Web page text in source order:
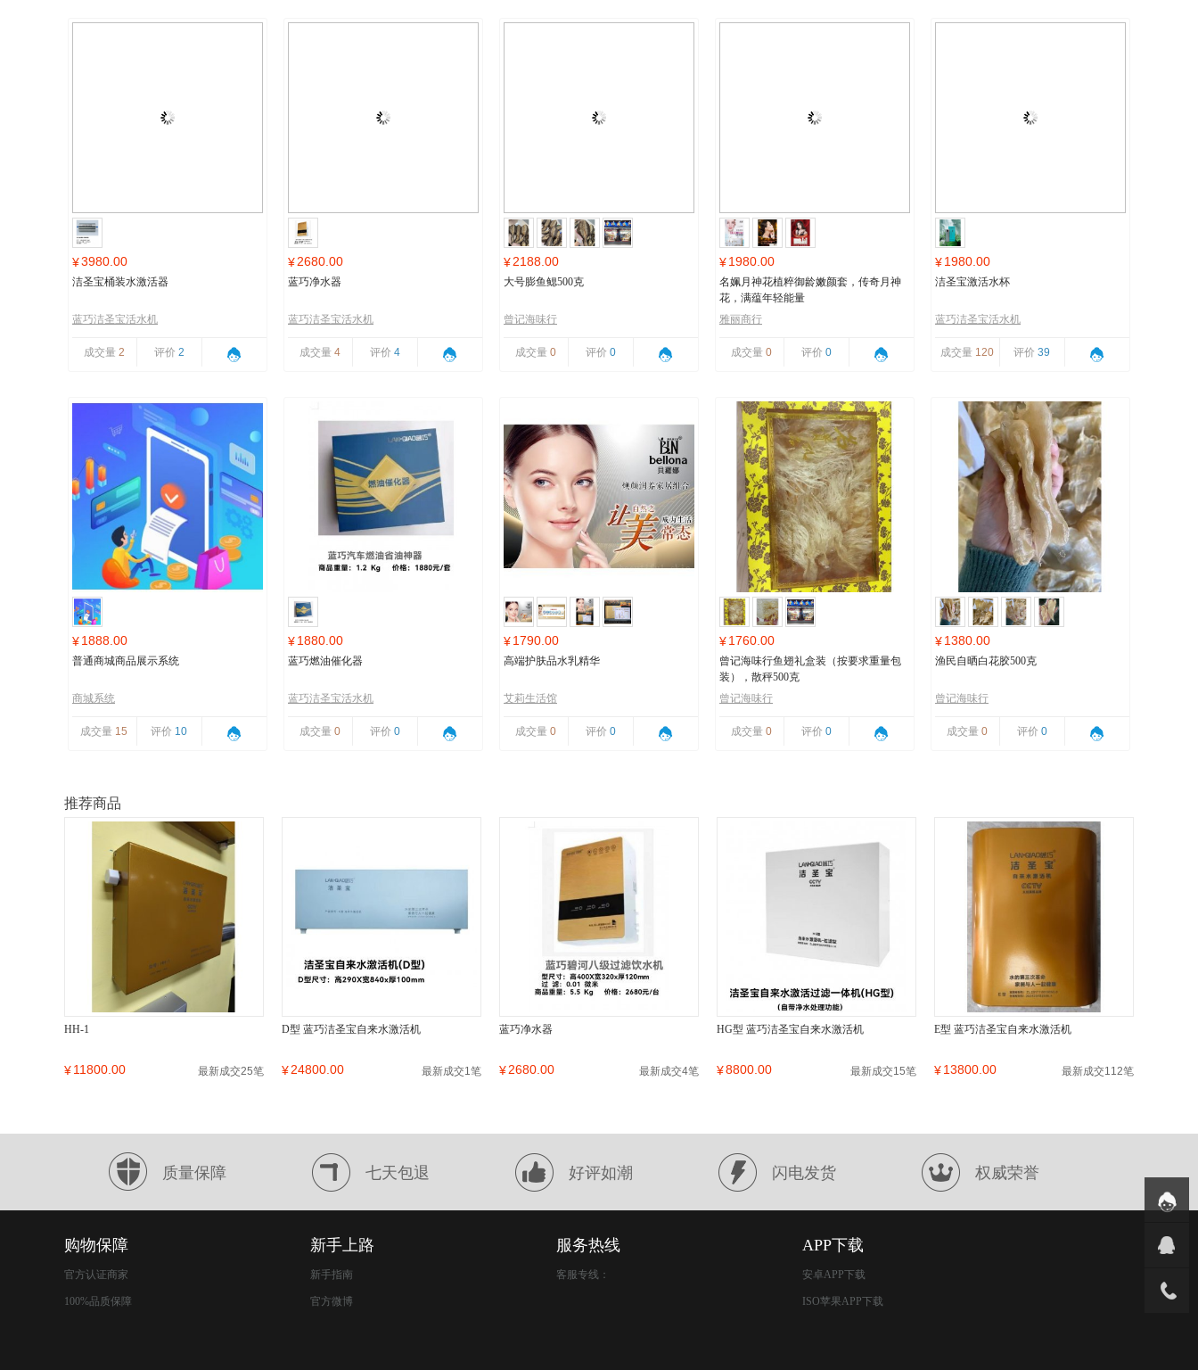
¥3980.00
洁圣宝桶装水激活器
蓝巧洁圣宝活水机
成交量 2 评价 2
¥2680.00
蓝巧净水器
蓝巧洁圣宝活水机
成交量 4 评价 4
¥2188.00
大号膨鱼鳃500克
曾记海味行
成交量 0 评价 0
¥1980.00
名姵月神花植粹御龄嫩颜套，传奇月神
花，满蕴年轻能量
雅丽商行
成交量 0 评价 0
¥1980.00
洁圣宝激活水杯
蓝巧洁圣宝活水机
成交量 120 评价39
¥1888.00
普通商城商品展示系统
商城系统
成交量 15 评价 10
¥1880.00
蓝巧燃油催化器
蓝巧洁圣宝活水机
成交量 0 评价 0
¥1790.00
高端护肤品水乳精华
艾莉生活馆
成交量 0 评价 0
¥1760.00
曾记海味行鱼翅礼盒装（按要求重量包
装），散秤500克
曾记海味行
成交量 0 评价 0
¥1380.00
渔民自晒白花胶500克
曾记海味行
成交量 0 评价 0
推荐商品
HH-1
¥11800.00 最新成交25笔
D型 蓝巧洁圣宝自来水激活机
¥24800.00 最新成交1笔
蓝巧净水器
¥2680.00 最新成交4笔
HG型 蓝巧洁圣宝自来水激活机
¥8800.00 最新成交15笔
E型 蓝巧洁圣宝自来水激活机
¥13800.00 最新成交112笔
质量保障 七天包退 好评如潮 闪电发货 权威荣誉
购物保障
官方认证商家
100%品质保障
新手上路
新手指南
官方微博
服务热线
客服专线：
APP下载
安卓APP下载
ISO苹果APP下载